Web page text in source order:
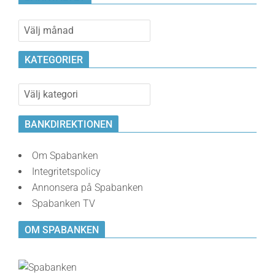
Bankvalvet
KATEGORIER
Kategorier
BANKDIREKTIONEN
Om Spabanken
Integritetspolicy
Annonsera på Spabanken
Spabanken TV
OM SPABANKEN